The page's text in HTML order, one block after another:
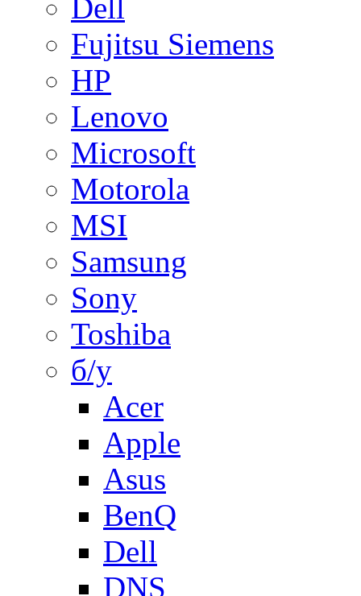
Dell
Fujitsu Siemens
HP
Lenovo
Microsoft
Motorola
MSI
Samsung
Sony
Toshiba
б/у
Acer
Apple
Asus
BenQ
Dell
DNS